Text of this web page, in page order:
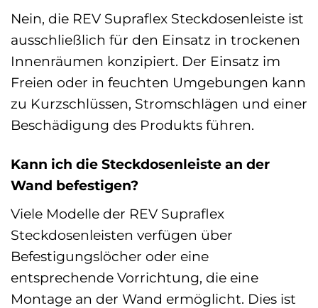
Nein, die REV Supraflex Steckdosenleiste ist
ausschließlich für den Einsatz in trockenen
Innenräumen konzipiert. Der Einsatz im
Freien oder in feuchten Umgebungen kann
zu Kurzschlüssen, Stromschlägen und einer
Beschädigung des Produkts führen.
Kann ich die Steckdosenleiste an der
Wand befestigen?
Viele Modelle der REV Supraflex
Steckdosenleisten verfügen über
Befestigungslöcher oder eine
entsprechende Vorrichtung, die eine
Montage an der Wand ermöglicht. Dies ist